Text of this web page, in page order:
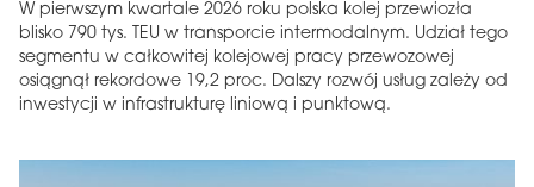
W pierwszym kwartale 2026 roku polska kolej przewiozła
blisko 790 tys. TEU w transporcie intermodalnym. Udział tego
segmentu w całkowitej kolejowej pracy przewozowej
osiągnął rekordowe 19,2 proc. Dalszy rozwój usług zależy od
inwestycji w infrastrukturę liniową i punktową.